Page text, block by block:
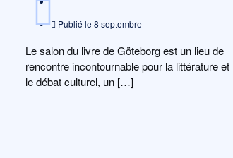
Publié le 8 septembre
Le salon du livre de Göteborg est un lieu de
rencontre incontournable pour la littérature et
le débat culturel, un […]